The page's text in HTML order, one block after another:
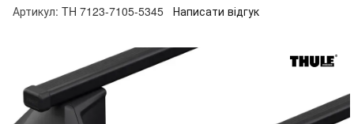
Артикул: TH 7123-7105-5345 Написати відгук